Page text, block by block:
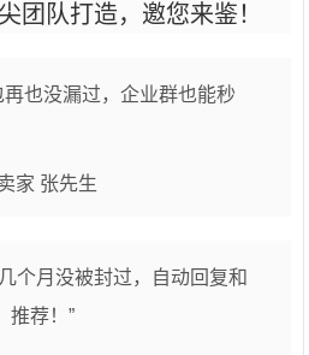
团队打造，邀您来鉴！
也没漏过，企业群也能秒
家 张先生
个月没被封过，自动回复和
推荐！”